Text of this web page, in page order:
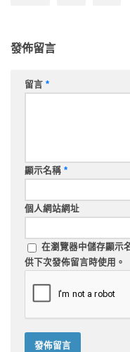
發佈留言
留言 *
顯示名稱 *
個人網站網址
在瀏覽器中儲存顯示
供下次發佈留言時使用。